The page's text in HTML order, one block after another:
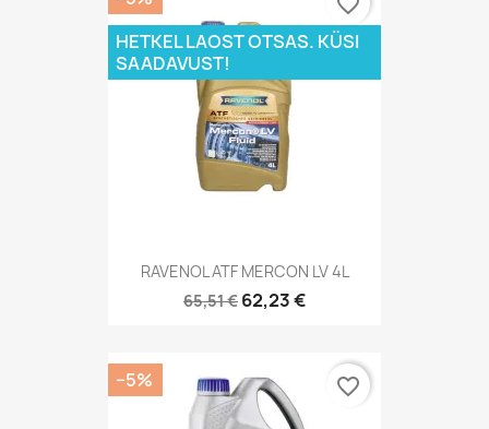
RAVENOL ATF MERCON LV 4L
65,51 € 62,23 €
HETKEL LAOST OTSAS. KÜSI
SAADAVUST!
−5% favorite_border